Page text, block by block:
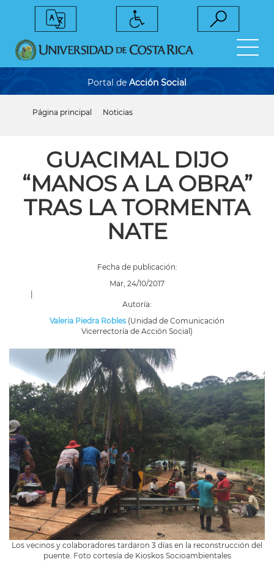
Portal de Acción Social
navegación
Página principal Noticias
GUACIMAL DIJO
“MANOS A LA OBRA”
TRAS LA TORMENTA
NATE
Fecha de publicación:
Mar, 24/10/2017
|
Autoría:
Valeria Piedra Robles (Unidad de Comunicación
Vicerrectoría de Acción Social)
Los vecinos y colaboradores tardaron 3 días en la reconstrucción del
puente. Foto cortesía de Kioskos Socioambientales